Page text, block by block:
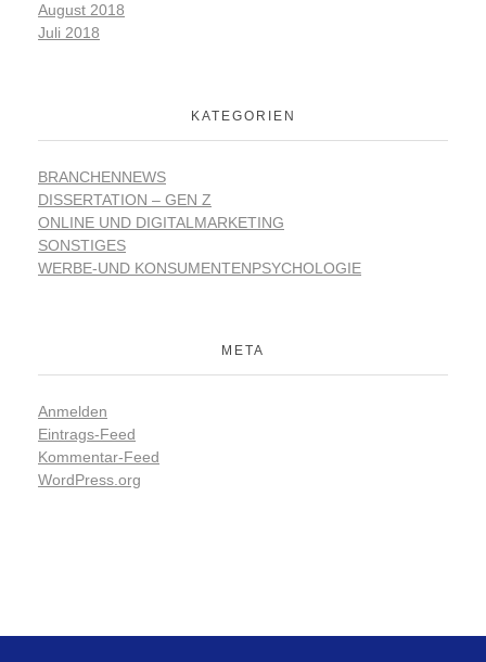
August 2018
Juli 2018
KATEGORIEN
BRANCHENNEWS
DISSERTATION – GEN Z
ONLINE UND DIGITALMARKETING
SONSTIGES
WERBE-UND KONSUMENTENPSYCHOLOGIE
META
Anmelden
Eintrags-Feed
Kommentar-Feed
WordPress.org